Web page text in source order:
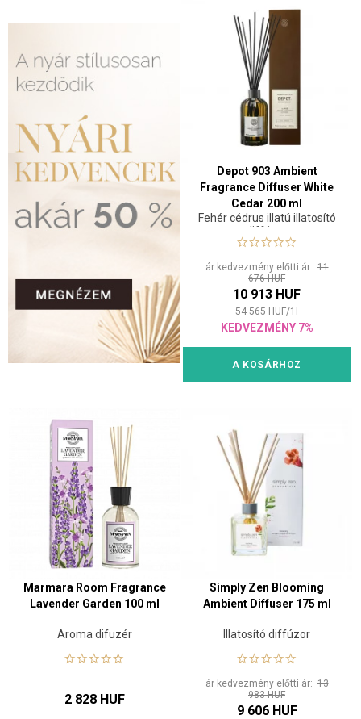
Depot 903 Ambient
Fragrance Diffuser White
Cedar 200 ml
Fehér cédrus illatú illatosító
diffúzor
ár kedvezmény előtti ár:11
676 HUF
10 913 HUF
54 565 HUF/1
KEDVEZMÉNY 7%
A KOSÁRHOZ
Marmara Room Fragrance
Lavender Garden 100 ml
Aroma difuzér
2 828 HUF
Simply Zen Blooming
Ambient Diffuser 175 ml
Illatosító diffúzor
ár kedvezmény előtti ár:13
983 HUF
9 606 HUF